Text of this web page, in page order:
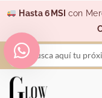
contenido
Hasta 6MSI con
Search
...